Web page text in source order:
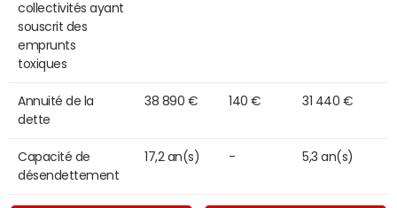
collectivités ayant
souscrit des
emprunts
toxiques
Annuité de la
dette
38 890 € 140 € 31 440 €
Capacité de
désendettement
17,2 an(s) - 5,3 an(s)